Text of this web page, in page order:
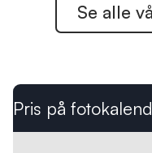
Se alle
Pris på